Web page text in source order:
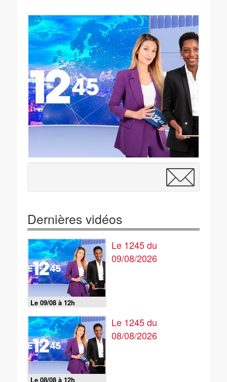
Dernières vidéos
Le 09/08 à 12h
Le 1245 du
09/08/2026
Le 08/08 à 12h
Le 1245 du
08/08/2026